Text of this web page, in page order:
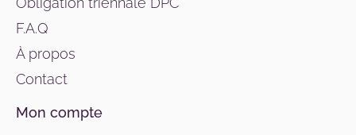
F.A.Q
À propos
Contact
Mon compte